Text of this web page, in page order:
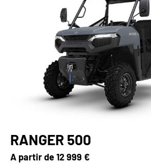
RANGER 500
A partir de12 999 €